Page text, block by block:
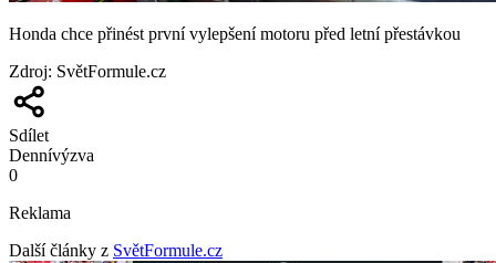
Honda chce přinést první vylepšení motoru před letní přestávkou
Zdroj: SvětFormule.cz
Sdílet
Dennívýzva
0
Reklama
Další články z SvětFormule.cz